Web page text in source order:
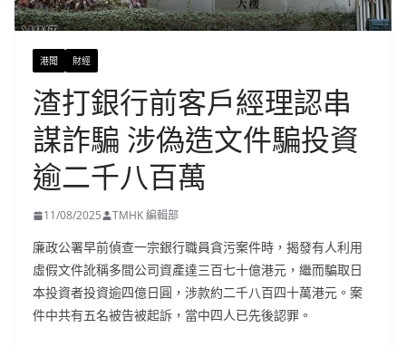
港聞 財經
渣打銀行前客戶經理認串
謀詐騙 涉偽造文件騙投資
逾二千八百萬
11/08/2025 TMHK 編輯部
廉政公署早前偵查一宗銀行職員貪污案件時，揭發有人利用
虛假文件訛稱多間公司資產達三百七十億港元，繼而騙取日
本投資者投資逾四億日圓，涉款約二千八百四十萬港元。案
件中共有五名被告被起訴，當中四人已先後認罪。